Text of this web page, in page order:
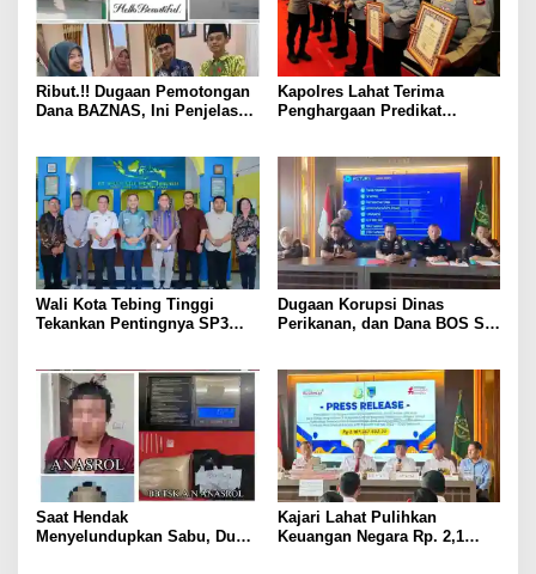
Ribut.!! Dugaan Pemotongan
Dana BAZNAS, Ini Penjelasan
Kapolres Lahat Terima
Penghargaan Predikat
Wali Kota Tebing Tinggi
Tekankan Pentingnya SP3
Dugaan Korupsi Dinas
Perikanan, dan Dana BOS SD
Saat Hendak
Menyelundupkan Sabu, Dua
Kajari Lahat Pulihkan
Keuangan Negara Rp. 2,1